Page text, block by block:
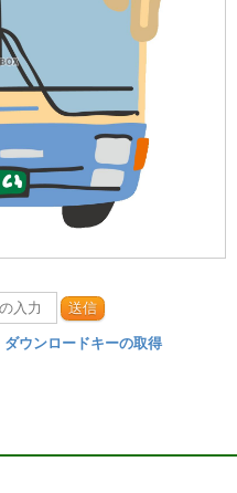
送信
ダウンロードキーの取得